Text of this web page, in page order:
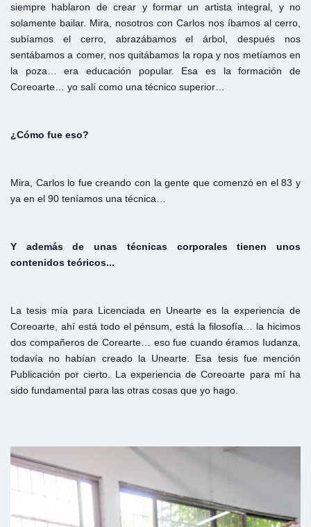
siempre hablaron de crear y formar un artista integral, y no
solamente bailar. Mira, nosotros con Carlos nos íbamos al cerro,
subíamos el cerro, abrazábamos el árbol, después nos
sentábamos a comer, nos quitábamos la ropa y nos metíamos en
la poza… era educación popular. Esa es la formación de
Coreoarte… yo salí como una técnico superior…
¿Cómo fue eso?
Mira, Carlos lo fue creando con la gente que comenzó en el 83 y
ya en el 90 teníamos una técnica…
Y además de unas técnicas corporales tienen
unos
contenidos teóricos...
La tesis mía para Licenciada en Unearte es la experiencia de
Coreoarte, ahí está todo el pénsum, está la filosofía… la hicimos
dos compañeros de Corearte… eso fue cuando éramos Iudanza,
todavía no habían creado la Unearte. Esa tesis fue mención
Publicación por cierto. La experiencia de Coreoarte para mí ha
sido fundamental para las otras cosas que yo hago.